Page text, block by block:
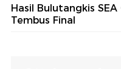
Hasil Bulutangkis
Tembus Final